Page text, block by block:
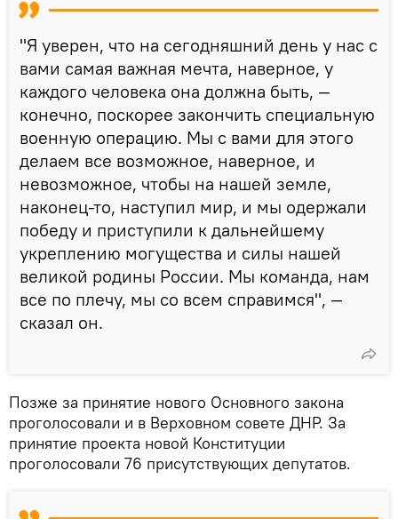
"Я уверен, что на сегодняшний день у нас с
вами самая важная мечта, наверное, у
каждого человека она должна быть, —
конечно, поскорее закончить специальную
военную операцию. Мы с вами для этого
делаем все возможное, наверное, и
невозможное, чтобы на нашей земле,
наконец-то, наступил мир, и мы одержали
победу и приступили к дальнейшему
укреплению могущества и силы нашей
великой родины России. Мы команда, нам
все по плечу, мы со всем справимся", —
сказал он.
Позже за принятие нового Основного закона
проголосовали и в Верховном совете ДНР. За
принятие проекта новой Конституции
проголосовали 76 присутствующих депутатов.